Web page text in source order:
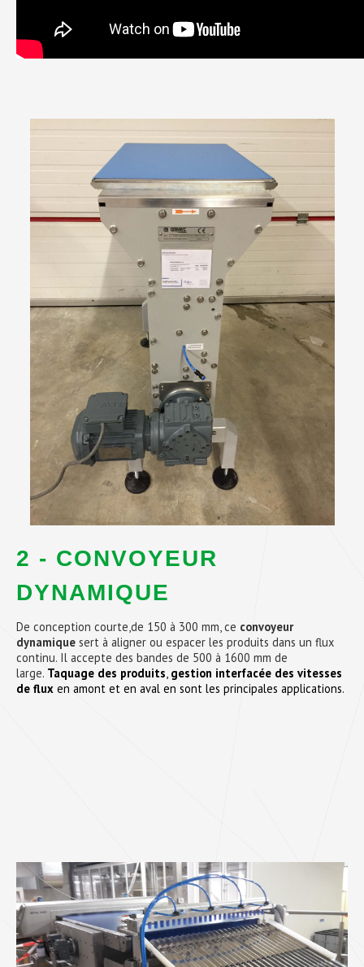
2 - CONVOYEUR
DYNAMIQUE
De conception courte,de 150 à 300 mm, ce convoyeur
dynamique sert à aligner ou espacer les produits dans un flux
continu. Il accepte des bandes de 500 à 1600 mm de
large. Taquage des produits gestion interfacée des vitesses
de flux en amont et en aval en sont les principales applications.